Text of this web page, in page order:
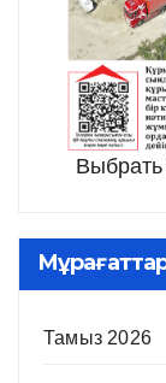
Тамыз 2026